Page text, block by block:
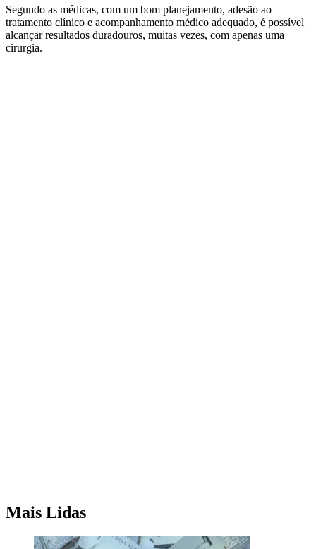
Segundo as médicas, com um bom planejamento, adesão ao
tratamento clínico e acompanhamento médico adequado, é possível
alcançar resultados duradouros, muitas vezes, com apenas uma
cirurgia.
Mais Lidas